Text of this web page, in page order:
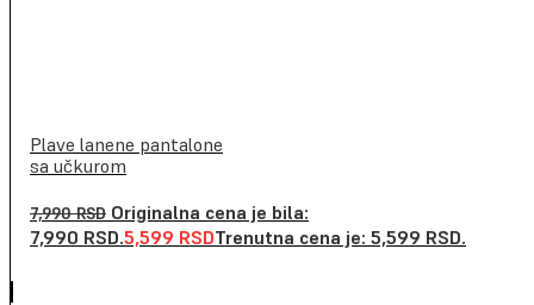
Plave lanene pantalone
sa učkurom
7,990RSD Originalna cena je bila:
7,990 RSD.5,599 RSDTrenutna cena je: 5,599 RSD.